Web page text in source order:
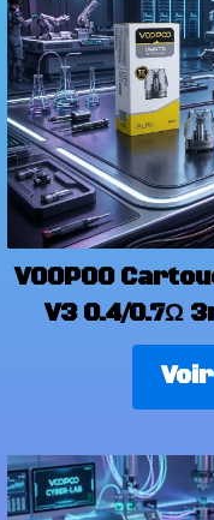
VOOPOO
V3 0.4/0.7Ω
Voir